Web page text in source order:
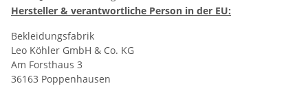
Hersteller & verantwortliche Person in der EU:
Bekleidungsfabrik
Leo Köhler GmbH & Co. KG
Am Forsthaus 3
36163 Poppenhausen